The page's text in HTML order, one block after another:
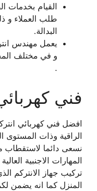
القيام بخدمات
طلب العملاء و
البدالة.
يعمل مهندس
و في مختلف
.
فني
افضل فني كهربائي
الراقية وذات المستوى
نسعى دائما لاستقطاب
المهارات الاجنبية
تركيب جهاز الانتركم
المنزل كما انه يضمن